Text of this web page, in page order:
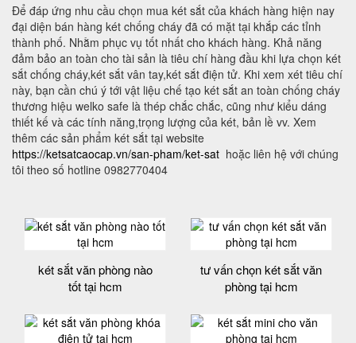
Để đáp ứng nhu cầu chọn mua két sắt của khách hàng hiện nay
đại diện bán hàng két chống cháy đã có mặt tại khắp các tỉnh
thành phố. Nhằm phục vụ tốt nhất cho khách hàng. Khả năng
đảm bảo an toàn cho tài sản là tiêu chí hàng đầu khi lựa chọn két
sắt chống cháy,két sắt vân tay,két sắt điện tử. Khi xem xét tiêu chí
này, bạn cần chú ý tới vật liệu chế tạo két sắt an toàn chống cháy
thương hiệu welko safe là thép chắc chắc, cũng như kiểu dáng
thiết kế và các tính năng,trọng lượng của két, bản lề vv. Xem
thêm các sản phẩm két sắt tại website
https://ketsatcaocap.vn/san-pham/ket-sat hoặc liên hệ với chúng
tôi theo số hotline 0982770404
két sắt văn phòng nào
tốt tại hcm
tư vấn chọn két sắt văn
phòng tại hcm